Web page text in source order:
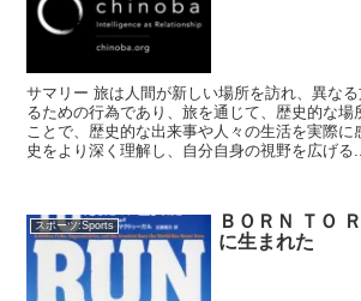
サマリー 旅は人間が新しい場所を訪れ、異な
るための行為であり、旅を通じて、歴史的な場
ことで、歴史的な出来事や人々の生活を実際に
史をより深く理解し、自分自身の視野を広げる
スポーツ:Sports
ＢＯＲＮ ＴＯ
に生まれた